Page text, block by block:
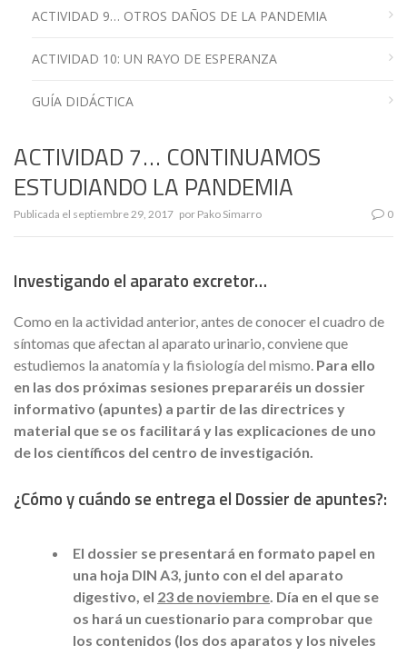
ACTIVIDAD 9… OTROS DAÑOS DE LA PANDEMIA
ACTIVIDAD 10: UN RAYO DE ESPERANZA
GUÍA DIDÁCTICA
ACTIVIDAD 7… CONTINUAMOS
ESTUDIANDO LA PANDEMIA
Publicada el septiembre 29, 2017 por Pako Simarro 0
Investigando el aparato excretor…
Como en la actividad anterior, antes de conocer el cuadro de
síntomas que afectan al aparato urinario, conviene que
estudiemos la anatomía y la fisiología del mismo. Para ello
en las dos próximas sesiones prepararéis un dossier
informativo (apuntes) a partir de las directrices y
material que se os facilitará y las explicaciones de uno
de los científicos del centro de investigación.
¿Cómo y cuándo se entrega el Dossier de apuntes?:
El dossier se presentará en formato papel en
una hoja DIN A3, junto con el del aparato
digestivo, el 23 de noviembre . Día en el que se
os hará un cuestionario para comprobar que
los contenidos (los dos aparatos y los niveles